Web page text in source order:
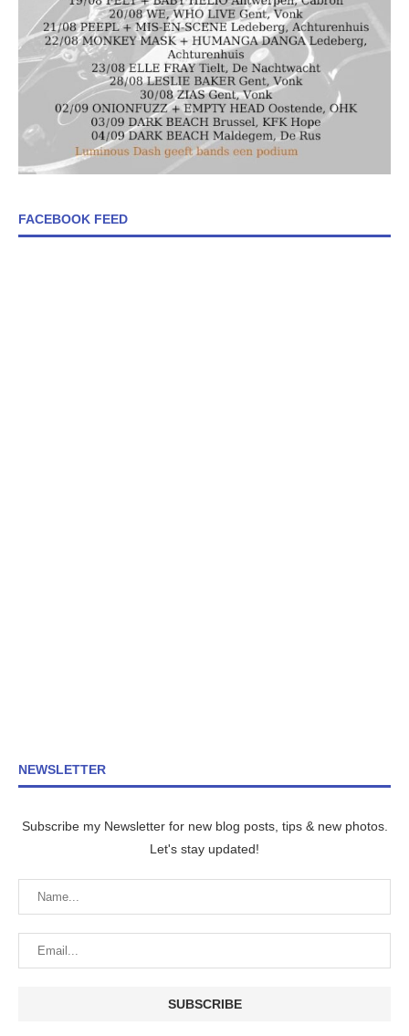
FACEBOOK FEED
NEWSLETTER
Subscribe my Newsletter for new blog posts, tips & new photos.
Let's stay updated!